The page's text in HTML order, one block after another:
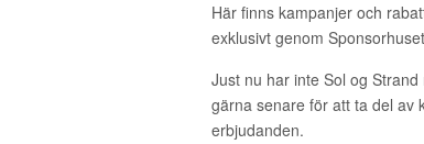
Här finns kampanjer och
exklusivt genom
Just nu har inte Sol og
gärna senare för att ta del av
erbjudanden.